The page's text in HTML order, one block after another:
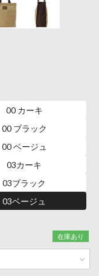
00 カーキ
00 ブラック
00 ベージュ
03カーキ
03ブラック
03ベージュ
在庫あり